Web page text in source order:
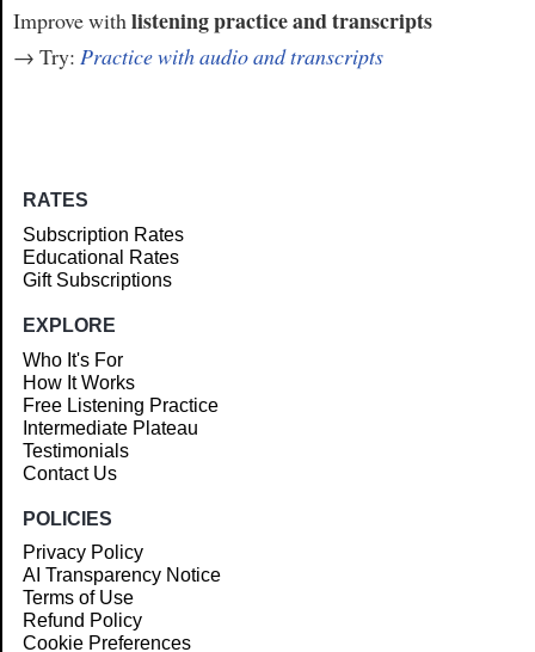
Improve with listening practice and transcripts
→ Try: Practice with audio and transcripts
RATES
Subscription Rates
Educational Rates
Gift Subscriptions
EXPLORE
Who It's For
How It Works
Free Listening Practice
Intermediate Plateau
Testimonials
Contact Us
POLICIES
Privacy Policy
AI Transparency Notice
Terms of Use
Refund Policy
Cookie Preferences